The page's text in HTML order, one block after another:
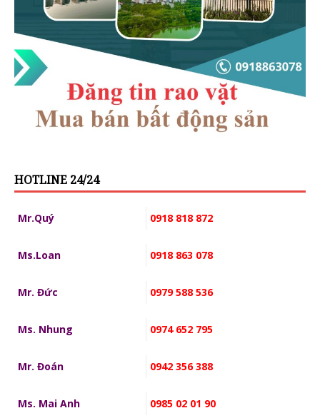
HOTLINE 24/24
Mr.Quý 0918 818 872
Ms.Loan 0918 863 078
Mr. Đức 0979 588 536
Ms. Nhung 0974 652 795
Mr. Đoán 0942 356 388
Ms. Mai Anh 0985 02 01 90